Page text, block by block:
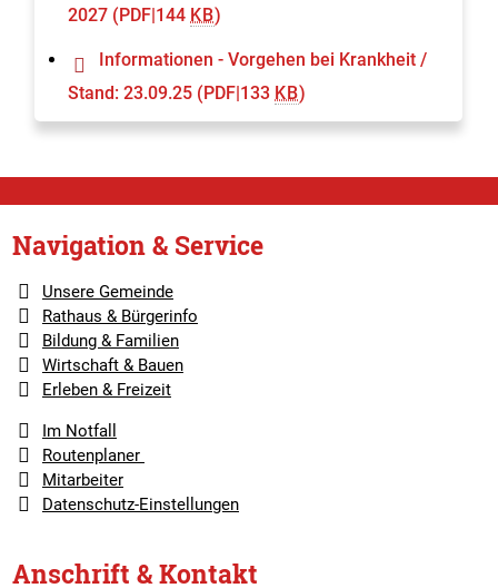
2027 (PDF|144 KB)
Informationen - Vorgehen bei Krankheit /
Stand: 23.09.25 (PDF|133 KB)
Navigation & Service
Unsere Gemeinde
Rathaus & Bürgerinfo
Bildung & Familien
Wirtschaft & Bauen
Erleben & Freizeit
Im Notfall
Routenplaner
Mitarbeiter
Datenschutz-Einstellungen
Anschrift & Kontakt